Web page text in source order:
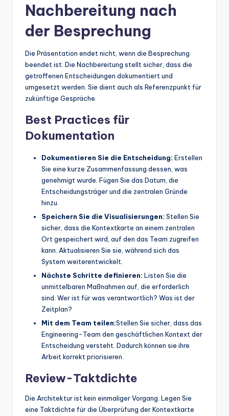
Nachbereitung nach
der Besprechung
Die Präsentation endet nicht, wenn die Besprechung
beendet ist. Die Nachbereitung stellt sicher, dass die
getroffenen Entscheidungen dokumentiert und
umgesetzt werden. Sie dient auch als Referenzpunkt für
zukünftige Gespräche.
Best Practices für
Dokumentation
Dokumentieren Sie die Entscheidung: Erstellen
Sie eine kurze Zusammenfassung dessen, was
genehmigt wurde. Fügen Sie das Datum, die
Entscheidungsträger und die zentralen Gründe
hinzu.
Speichern Sie die Visualisierungen: Stellen Sie
sicher, dass die Kontextkarte an einem zentralen
Ort gespeichert wird, auf den das Team zugreifen
kann. Aktualisieren Sie sie, während sich das
System weiterentwickelt.
Nächste Schritte definieren: Listen Sie die
unmittelbaren Maßnahmen auf, die erforderlich
sind. Wer ist für was verantwortlich? Was ist der
Zeitplan?
Mit dem Team teilen:Stellen Sie sicher, dass das
Engineering-Team den geschäftlichen Kontext der
Entscheidung versteht. Dadurch können sie ihre
Arbeit korrekt priorisieren.
Review-Taktdichte
Die Architektur ist kein einmaliger Vorgang. Legen Sie
eine Taktdichte für die Überprüfung der Kontextkarte